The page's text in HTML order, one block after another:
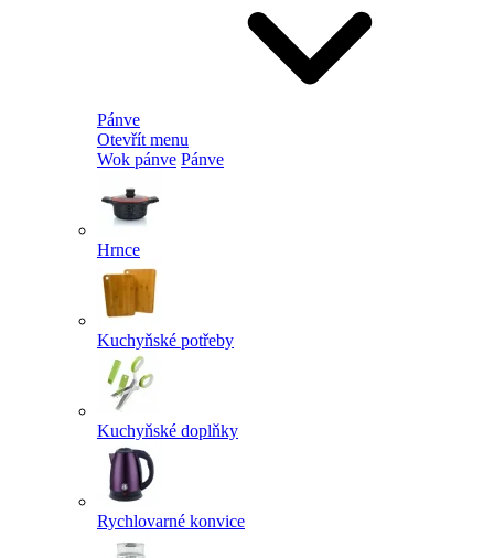
Pánve
Otevřít menu
Wok pánve Pánve
Hrnce
Kuchyňské potřeby
Kuchyňské doplňky
Rychlovarné konvice